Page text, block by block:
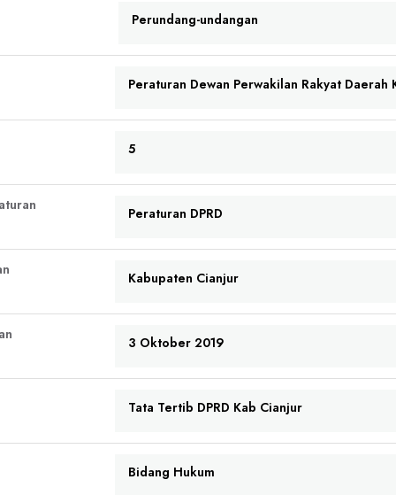
Perundang-undangan
Peraturan Dewan Perwakilan Rakyat
5
Peraturan DPRD
Kabupaten Cianjur
3 Oktober 2019
Tata Tertib DPRD Kab Cianjur
Bidang Hukum